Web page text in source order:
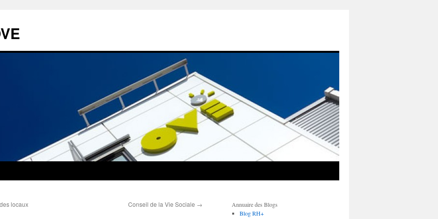
locaux
Conseil de la Vie Sociale →
Annuaire des Blogs
Blog RH+